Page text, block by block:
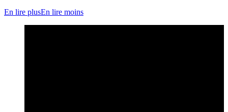
En lire plusEn lire moins